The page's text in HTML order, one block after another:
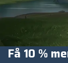
Få 10 %